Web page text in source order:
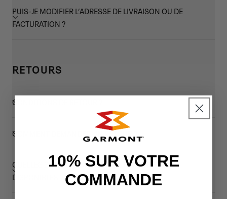
PUIS-JE MODIFIER L’ADRESSE DE LIVRAISON OU DE
FACTURATION ?
RETOURS
CONDITIONS DE RETOUR ?
COMMENT DEMANDER UN RETOUR ?
QUELLES SONT LES OPTIONS DE RETOUR
DISPONIBLES ?
10% SUR VOTRE
COMMANDE